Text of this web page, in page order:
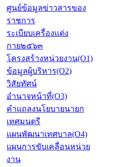
ศูนย์ข้อมูลข่าวสารของ
ราชการ
ระเบียบเครื่องแต่ง
กาย๒๕๖๓
โครงสร้างหน่วยงาน(O1)
ข้อมูลผู้บริหาร(O2)
วิสัยทัศน์
อำนาจหน้าที่(O3)
คำแถลงนโยบายนายก
เทศมนตรี
แผนพัฒนาเทศบาล(O4)
แผนการขับเคลื่อนหน่วย
งาน